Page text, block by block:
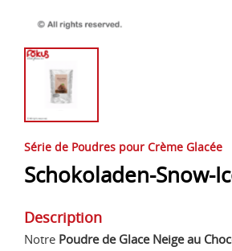
Série de Poudres pour Crème Glacée
Schokoladen-Snow-
Description
Notre Poudre de Glace Neige au